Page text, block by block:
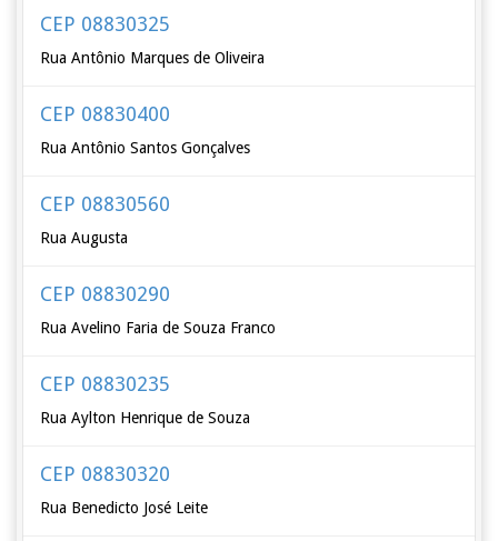
CEP 08830325
Rua Antônio Marques de Oliveira
CEP 08830400
Rua Antônio Santos Gonçalves
CEP 08830560
Rua Augusta
CEP 08830290
Rua Avelino Faria de Souza Franco
CEP 08830235
Rua Aylton Henrique de Souza
CEP 08830320
Rua Benedicto José Leite